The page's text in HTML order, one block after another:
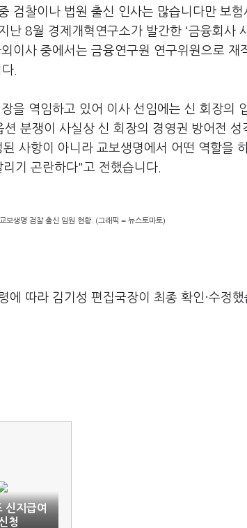
검찰이나 법원 출신 인사는 많습니다만 보
난 8월 경제개혁연구소가 발간한 '금융회사
이사 중에서는 금융연구원 연구위원으로 재
.
을 역임하고 있어 이사 선임에는 신 회장의
분쟁이 사실상 신 회장의 경영권 방어전
사항이 아니라 교보생명에서 어떤 역할을
기 곤란하다"고 전했습니다.
교보생명 검찰 출신 임원 현황. (그래픽 = 뉴스토마토)
따라 김기성 편집국장이 최종 확인·수정했
신지급여
청